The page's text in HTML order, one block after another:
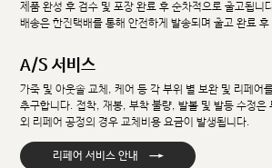
제품 완성 후 검수 및 포장 완료 후 순차적으로 출고됩니
배송은 한진택배를 통해 안전하게 발송되며 출고 완료
A/S 서비스
가죽 및 아웃솔 교체, 케어 등 각 부위 별 보완 및 리페어
추구합니다. 접착, 재봉, 부착 불량, 발볼 및 발등 수정은
외 리페어 공정의 경우 교체비용 요금이 발생됩니다.
리페어 서비스 안내 →